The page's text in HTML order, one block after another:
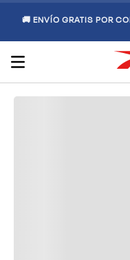
🚚 ENVÍO GRATIS POR